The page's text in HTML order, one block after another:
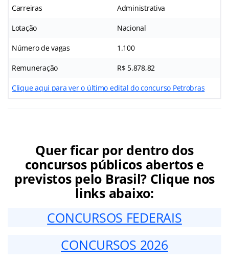
Carreiras Administrativa
Lotação Nacional
Número de vagas 1.100
Remuneração R$ 5.878,82
Clique aqui para ver o último edital do concurso Petrobras
Quer ficar por dentro dos
concursos públicos abertos e
previstos pelo Brasil? Clique nos
links abaixo:
CONCURSOS FEDERAIS
CONCURSOS 2026